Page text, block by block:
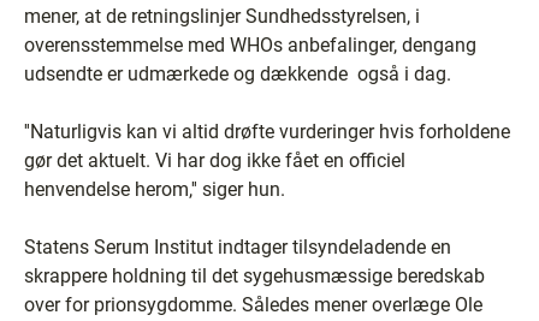
mener, at de retningslinjer Sundhedsstyrelsen, i
overensstemmelse med WHOs anbefalinger, dengang
udsendte er udmærkede og dækkende ­ også i dag.
''Naturligvis kan vi altid drøfte vurderinger hvis forholdene
gør det aktuelt. Vi har dog ikke fået en officiel
henvendelse herom,'' siger hun.
Statens Serum Institut indtager tilsyndeladende en
skrappere holdning til det sygehusmæssige beredskab
over for prionsygdomme. Således mener overlæge Ole